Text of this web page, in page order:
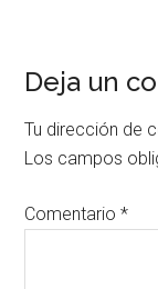
Deja un
Tu dirección de
Los campos
Comentario*